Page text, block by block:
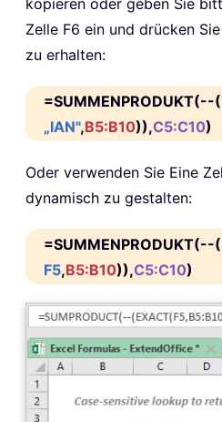
Zelle F6 ein und drücken Sie
zu erhalten:
=SUMMENPRODUKT(--
„IAN",B5:B10)),C5:C10)
Oder verwenden Sie Eine
dynamisch zu gestalten:
=SUMMENPRODUKT(--
F5,B5:B10)),C5:C10)